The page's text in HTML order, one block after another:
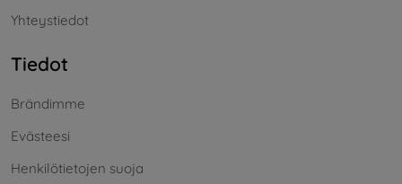
Yhteystiedot
Tiedot
Brändimme
Evästeesi
Henkilötietojen suoja